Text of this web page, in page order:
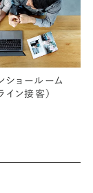
ショールーム
イン接客）